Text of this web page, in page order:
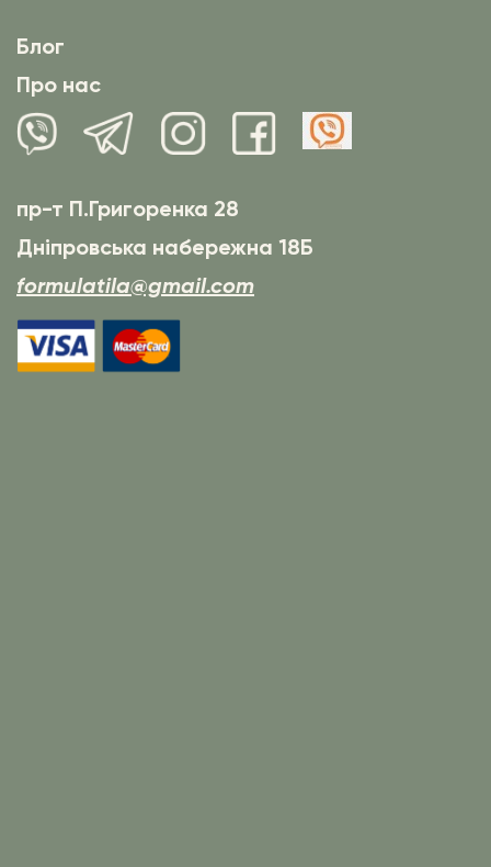
Блог
Про нас
пр-т П.Григоренка 28
Дніпровська набережна 18Б
formulatila@gmail.com